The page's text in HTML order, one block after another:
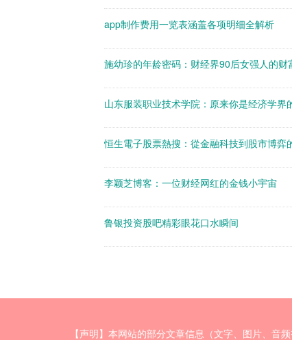
app制作费用一览表涵盖各项明细全解析
施幼珍的年龄密码：财经界90后女强人的财
山东服装职业技术学院：原来你是经济学界
恒生電子股票熱搜：從金融科技到股市博弈
李颖芝博客：一位财经网红的金钱小宇宙
鲁银投资股吧精彩眼花口水瞬间
【声明】本网站的部分文章信息（文字、图片、